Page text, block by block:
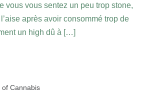
vous vous sentez un peu trop stone,
après avoir consommé trop de
un high dû à […]
of Cannabis